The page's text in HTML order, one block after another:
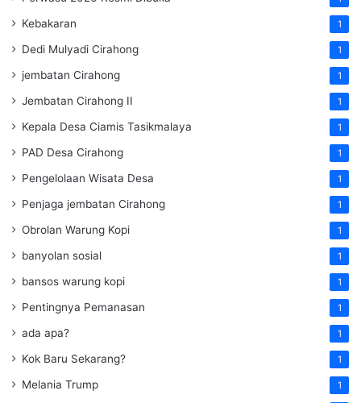
Kebakaran 1
Dedi Mulyadi Cirahong 1
jembatan Cirahong 1
Jembatan Cirahong II 1
Kepala Desa Ciamis Tasikmalaya 1
PAD Desa Cirahong 1
Pengelolaan Wisata Desa 1
Penjaga jembatan Cirahong 1
Obrolan Warung Kopi 1
banyolan sosial 1
bansos warung kopi 1
Pentingnya Pemanasan 1
ada apa? 1
Kok Baru Sekarang? 1
Melania Trump 1